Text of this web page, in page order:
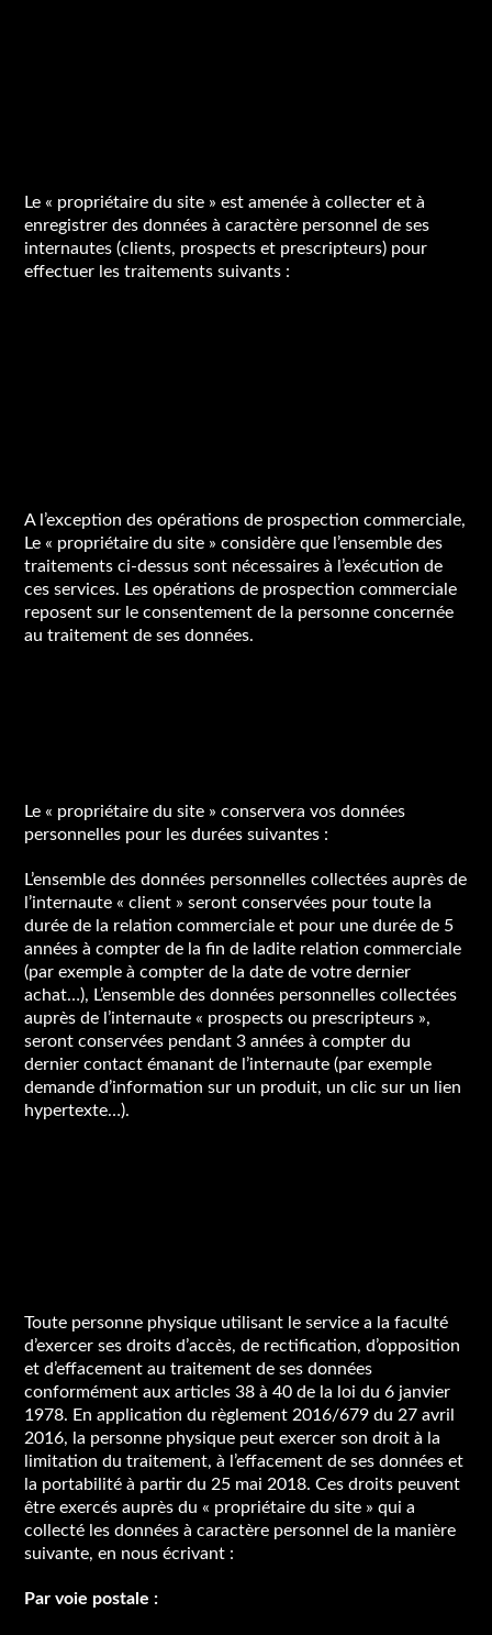
Le « propriétaire du site » est amenée à collecter et à
enregistrer des données à caractère personnel de ses
internautes (clients, prospects et prescripteurs) pour
effectuer les traitements suivants :
A l’exception des opérations de prospection commerciale,
Le « propriétaire du site » considère que l’ensemble des
traitements ci-dessus sont nécessaires à l’exécution de
ces services. Les opérations de prospection commerciale
reposent sur le consentement de la personne concernée
au traitement de ses données.
Le « propriétaire du site » conservera vos données
personnelles pour les durées suivantes :
L’ensemble des données personnelles collectées auprès de
l’internaute « client » seront conservées pour toute la
durée de la relation commerciale et pour une durée de 5
années à compter de la fin de ladite relation commerciale
(par exemple à compter de la date de votre dernier
achat…), L’ensemble des données personnelles collectées
auprès de l’internaute « prospects ou prescripteurs »,
seront conservées pendant 3 années à compter du
dernier contact émanant de l’internaute (par exemple
demande d’information sur un produit, un clic sur un lien
hypertexte…).
Toute personne physique utilisant le service a la faculté
d’exercer ses droits d’accès, de rectification, d’opposition
et d’effacement au traitement de ses données
conformément aux articles 38 à 40 de la loi du 6 janvier
1978. En application du règlement 2016/679 du 27 avril
2016, la personne physique peut exercer son droit à la
limitation du traitement, à l’effacement de ses données et
la portabilité à partir du 25 mai 2018. Ces droits peuvent
être exercés auprès du « propriétaire du site » qui a
collecté les données à caractère personnel de la manière
suivante, en nous écrivant :
Par voie postale :